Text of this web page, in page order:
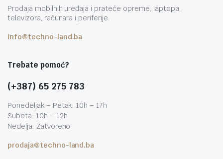
Prodaja mobilnih uređaja i prateće opreme, laptopa,
televizora, računara i periferije.
info@techno-land.ba
Trebate pomoć?
(+387) 65 275 783
Ponedeljak – Petak: 10h – 17h
Subota: 10h – 12h
Nedelja: Zatvoreno
prodaja@techno-land.ba